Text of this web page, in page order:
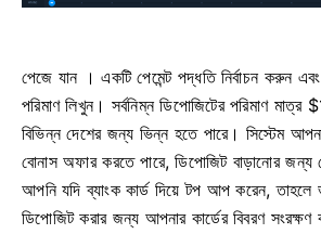
পেজে যান ।একটি পেমেন্ট পদ্ধতি নির্বাচন করুন
পরিমাণ লিখুন। সর্বনিম্ন ডিপোজিটের পরিমাণ
বিভিন্ন দেশের জন্য ভিন্ন হতে পারে। সিস্টেম
বোনাস অফার করতে পারে, ডিপোজিট বাড়ানোর জন্য
আপনি যদি ব্যাংক কার্ড দিয়ে টপ আপ করেন,
ডিপোজিট করার জন্য আপনার কার্ডের বিবরণ সংরক্ষণ